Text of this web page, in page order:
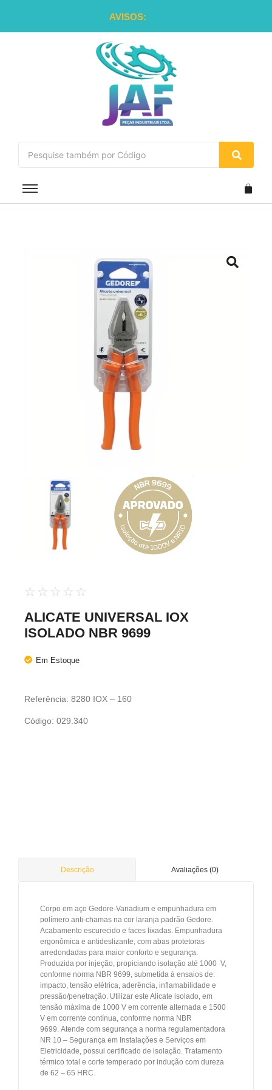
AVISOS:
☆ ☆ ☆ ☆ ☆
ALICATE UNIVERSAL IOX
ISOLADO NBR 9699
Em Estoque
Referência: 8280 IOX – 160
Código: 029.340
Descrição Avaliações (0)
Corpo em aço Gedore-Vanadium e empunhadura em
polímero anti-chamas na cor laranja padrão Gedore.
Acabamento escurecido e faces lixadas. Empunhadura
ergonômica e antideslizante, com abas protetoras
arredondadas para maior conforto e segurança.
Produzida por injeção, propiciando isolação até 1000 V,
conforme norma NBR 9699, submetida à ensaios de:
impacto, tensão elétrica, aderência, inflamabilidade e
pressão/penetração. Utilizar este Alicate isolado, em
tensão máxima de 1000 V em corrente alternada e 1500
V em corrente contínua, conforme norma NBR
9699. Atende com segurança a norma regulamentadora
NR 10 – Segurança em Instalações e Serviços em
Eletricidade, possui certificado de isolação. Tratamento
térmico total e corte temperado por indução com dureza
de 62 – 65 HRC.